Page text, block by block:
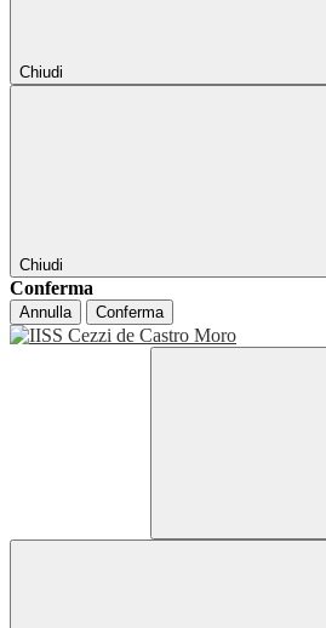
Chiudi
Chiudi
Conferma
Annulla Conferma